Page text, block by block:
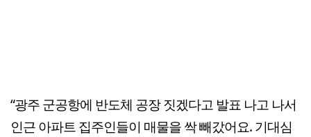
“광주 군공항에 반도체 공장 짓겠다고 발표 나고 나서
인근 아파트 집주인들이 매물을 싹 빼갔어요. 기대심